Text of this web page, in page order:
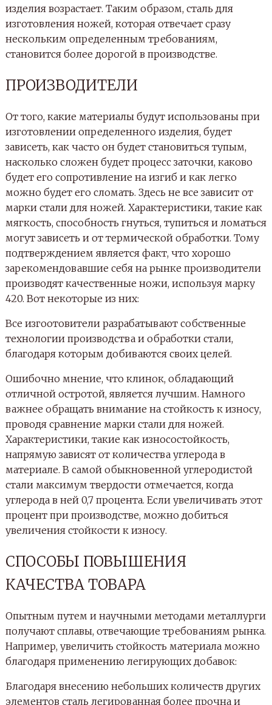
изделия возрастает. Таким образом, сталь для
изготовления ножей, которая отвечает сразу
нескольким определенным требованиям,
становится более дорогой в производстве.
ПРОИЗВОДИТЕЛИ
От того, какие материалы будут использованы при
изготовлении определенного изделия, будет
зависеть, как часто он будет становиться тупым,
насколько сложен будет процесс заточки, каково
будет его сопротивление на изгиб и как легко
можно будет его сломать. Здесь не все зависит от
марки стали для ножей. Характеристики, такие как
мягкость, способность гнуться, тупиться и ломаться
могут зависеть и от термической обработки. Тому
подтверждением является факт, что хорошо
зарекомендовавшие себя на рынке производители
производят качественные ножи, используя марку
420. Вот некоторые из них:
Все изгоотовители разрабатывают собственные
технологии производства и обработки стали,
благодаря которым добиваются своих целей.
Ошибочно мнение, что клинок, обладающий
отличной остротой, является лучшим. Намного
важнее обращать внимание на стойкость к износу,
проводя сравнение марки стали для ножей.
Характеристики, такие как износостойкость,
напрямую зависят от количества углерода в
материале. В самой обыкновенной углеродистой
стали максимум твердости отмечается, когда
углерода в ней 0,7 процента. Если увеличивать этот
процент при производстве, можно добиться
увеличения стойкости к износу.
СПОСОБЫ ПОВЫШЕНИЯ
КАЧЕСТВА ТОВАРА
Опытным путем и научными методами металлурги
получают сплавы, отвечающие требованиям рынка.
Например, увеличить стойкость материала можно
благодаря применению легирующих добавок:
Благодаря внесению небольших количеств других
элементов сталь легированная более прочна и